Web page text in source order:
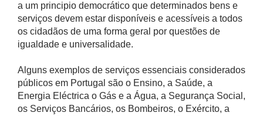
a um principio democrático que determinados bens e
serviços devem estar disponíveis e acessíveis a todos
os cidadãos de uma forma geral por questões de
igualdade e universalidade.
Alguns exemplos de serviços essenciais considerados
públicos em Portugal são o Ensino, a Saúde, a
Energia Eléctrica o Gás e a Água, a Segurança Social,
os Serviços Bancários, os Bombeiros, o Exército, a